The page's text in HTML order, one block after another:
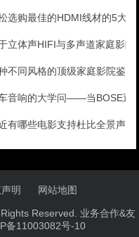
选购最佳的HDMI线材的5大
立体声HIFI与多声道家庭影院
不同风格的顶级家庭影院鉴赏
音响的大学问——当BOSE遇
有哪些电影支持杜比全景声
明 网站地图
Reserved. 业务合作&友
备11003082号-10